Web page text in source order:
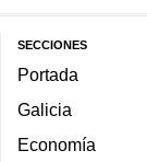
SECCIONES
Portada
Galicia
Economía